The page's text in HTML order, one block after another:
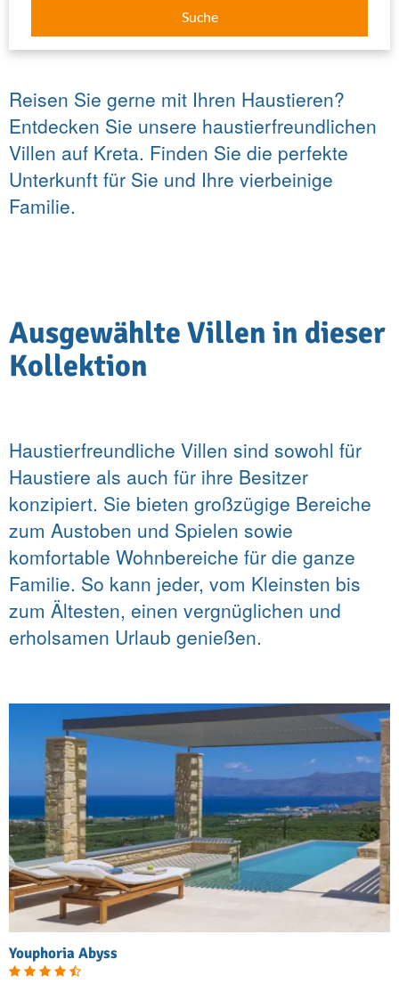
Suche
Reisen Sie gerne mit Ihren Haustieren?
Entdecken Sie unsere haustierfreundlichen
Villen auf Kreta. Finden Sie die perfekte
Unterkunft für Sie und Ihre vierbeinige
Familie.
Ausgewählte Villen in dieser
Kollektion
Haustierfreundliche Villen sind sowohl für
Haustiere als auch für ihre Besitzer
konzipiert. Sie bieten großzügige Bereiche
zum Austoben und Spielen sowie
komfortable Wohnbereiche für die ganze
Familie. So kann jeder, vom Kleinsten bis
zum Ältesten, einen vergnüglichen und
erholsamen Urlaub genießen.
Youphoria Abyss